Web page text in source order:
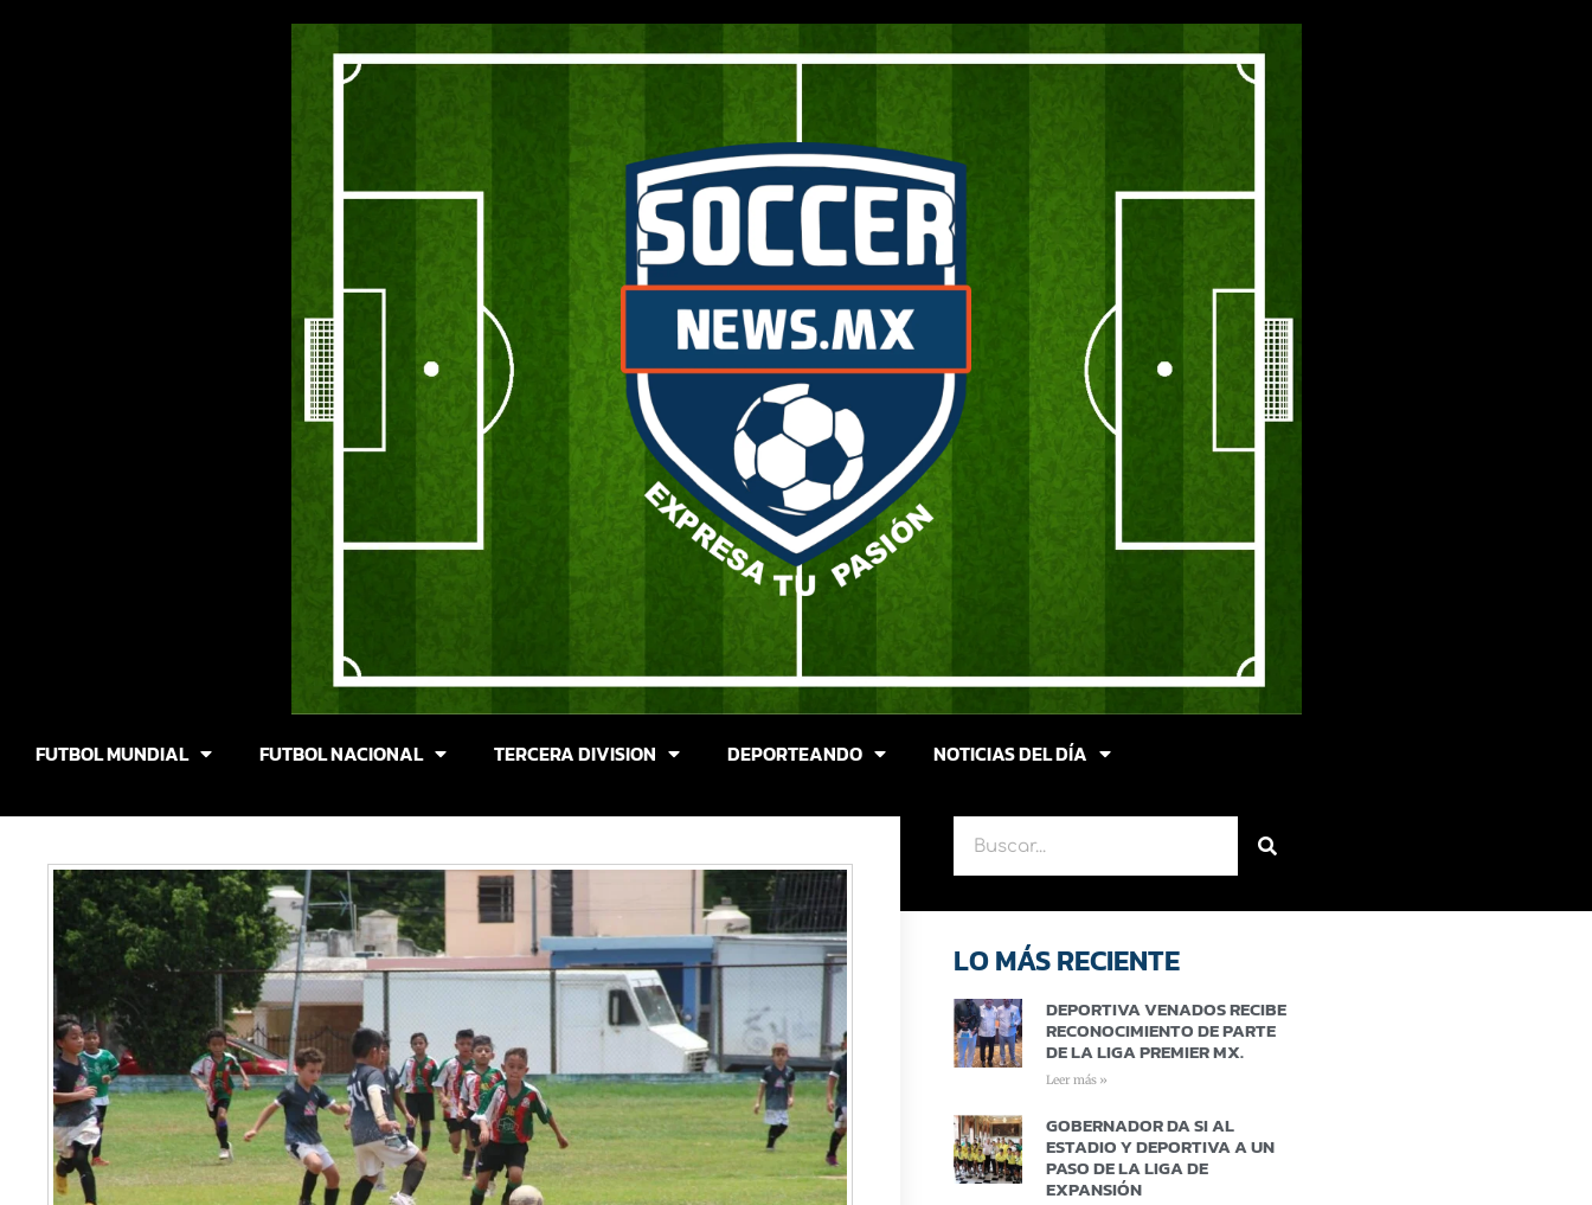
FUTBOL MUNDIAL FUTBOL NACIONAL TERCERA DIVISION DEPORTEANDO NOTICIAS DEL DÍA
LO MÁS RECIENTE
DEPORTIVA VENADOS RECIBE
RECONOCIMIENTO DE PARTE
DE LA LIGA PREMIER MX.
Leer más »
GOBERNADOR DA SI AL
ESTADIO Y DEPORTIVA A UN
PASO DE LA LIGA DE
EXPANSIÓN